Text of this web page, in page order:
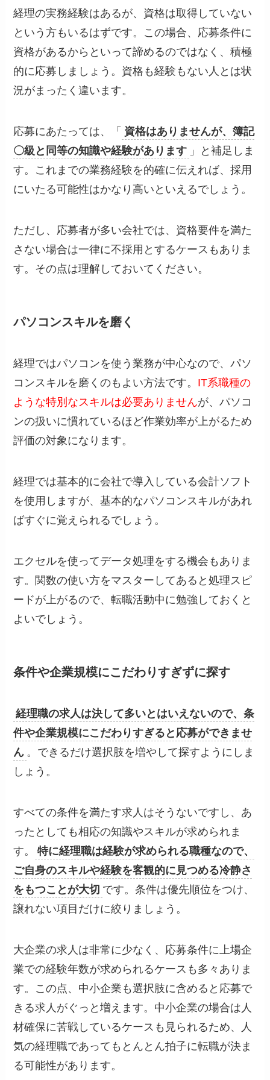
経理の実務経験はあるが、資格は取得していない
という方もいるはずです。この場合、応募条件に
資格があるからといって諦めるのではなく、積極
的に応募しましょう。資格も経験もない人とは状
況がまったく違います。
応募にあたっては、「 資格はありませんが、簿記
〇級と同等の知識や経験があります 」と補足しま
す。これまでの業務経験を的確に伝えれば、採用
にいたる可能性はかなり高いといえるでしょう。
ただし、応募者が多い会社では、資格要件を満た
さない場合は一律に不採用とするケースもありま
す。その点は理解しておいてください。
パソコンスキルを磨く
経理ではパソコンを使う業務が中心なので、パソ
コンスキルを磨くのもよい方法です。 IT系職種の
ような特別なスキルは必要ありませんが、パソコ
ンの扱いに慣れているほど作業効率が上がるため
評価の対象になります。
経理では基本的に会社で導入している会計ソフト
を使用しますが、基本的なパソコンスキルがあれ
ばすぐに覚えられるでしょう。
エクセルを使ってデータ処理をする機会もありま
す。関数の使い方をマスターしてあると処理スピ
ードが上がるので、転職活動中に勉強しておくと
よいでしょう。
条件や企業規模にこだわりすぎずに探す
経理職の求人は決して多いとはいえないので、条
件や企業規模にこだわりすぎると応募ができませ
ん 。できるだけ選択肢を増やして探すようにしま
しょう。
すべての条件を満たす求人はそうないですし、あ
ったとしても相応の知識やスキルが求められま
す。
特に経理職は経験が求められる職種なので、
ご自身のスキルや経験を客観的に見つめる冷静さ
をもつことが大切 です。条件は優先順位をつけ、
譲れない項目だけに絞りましょう。
大企業の求人は非常に少なく、応募条件に上場企
業での経験年数が求められるケースも多々ありま
す。この点、中小企業も選択肢に含めると応募で
きる求人がぐっと増えます。中小企業の場合は人
材確保に苦戦しているケースも見られるため、人
気の経理職であってもとんとん拍子に転職が決ま
る可能性があります。